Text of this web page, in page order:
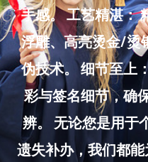
手感。 工艺精湛：
浮雕、高亮烫金/烫
伪技术。 细节至上
彩与签名细节，确
辨。 无论您是用于
遗失补办，我们都